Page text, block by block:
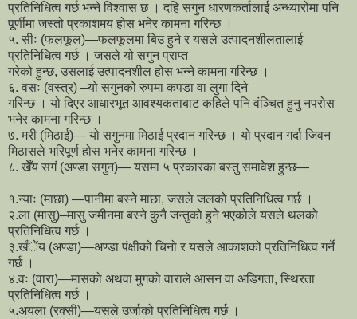
प्रतिनिधित्व गर्छ भन्ने विश्वास छ । दहि सगुन धारणकर्तालाई अन्ध्यारोमा पनि
पूर्णीमा जस्तो प्रकाशमय होस भनेर कामना गरिन्छ ।
५. सीः (फलफूल)—फलफूलमा बिउ हुने र यसले उत्पादनशीलतालाई
प्रतिनिधित्व गर्छ । जसले यो सगुन प्राप्त
गरेको हुन्छ, उसलाई उत्पादनशील होस भन्ने कामना गरिन्छ ।
६. वसः (वस्त्र) –यो सगुनको रुपमा कपडा वा लुगा दिने
गरिन्छ । यो दिएर आधारभूत आवश्यकताबाट कहिले पनि वंञ्चित हुनु नपरोस
भनेर कामना गरिन्छ ।
७. मरी (मिठाई)— यो सगुनमा मिठाई प्रदान गरिन्छ । यो प्रदान गर्दा जिवन
मिठासले भरिपूर्ण होस भनेर कामना गरिन्छ ।
८. खेँय सगं (अण्डा सगुन)— यसमा ५ प्रकारका बस्तु समावेश हुन्छ—
१.न्याः (माछा) —पानीमा बस्ने माछा, जसले जलको प्रतिनिधित्व गर्छ ।
२.ला (मासु)–मासु जमीनमा बस्ने कुनै जन्तुको हुने भएकोले यसले थलको
प्रतिनिधित्व गर्छ ।
३.खँेंय (अण्डा)—अण्डा पंक्षीको चिनो र यसले आकाशको प्रतिनिधित्व गर्ने
गर्छ ।
४.वः (वारा)—मासको अथवा मुगको वाराले आसन वा अडिगता, स्थिरता
प्रतिनिधित्व गर्छ ।
५.अयला (रक्सी)—यसले उर्जाको प्रतिनिधित्व गर्छ ।